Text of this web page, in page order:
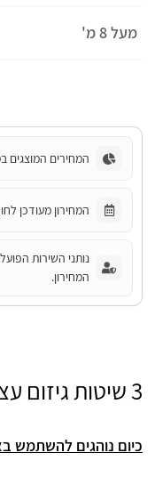
מעל 8 מ'
המחירים המוצגים
המחירון מעודכן
נותני השירות
המחירון.
3 שיטות גיזום עצים בעמק חפר
כיום נוהגים להשתמש באחת מ- 3